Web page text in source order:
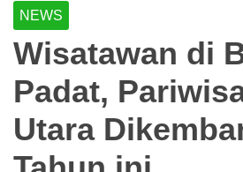
NEWS
Wisatawan di
Padat,
Utara